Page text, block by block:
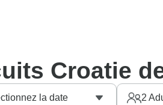
Croatie
la date 2